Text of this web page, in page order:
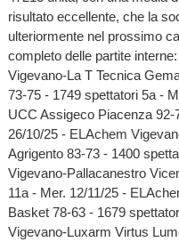
risultato eccellente, che la
ulteriormente nel prossimo
completo delle partite
Vigevano-La T Tecnica
73-75 - 1749 spettatori 5a -
UCC Assigeco Piacenza
26/10/25 - ELAchem
Agrigento 83-73 - 1400
Vigevano-Pallacanestro
11a - Mer. 12/11/25 -
Basket 78-63 - 1679
Vigevano-Luxarm Virtus